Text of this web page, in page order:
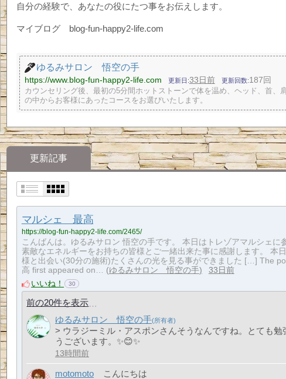
自分の経験で、あなたの役にたつ事をお伝えします。
マイブログ blog-fun-happy2-life.com
ゆるみサロン 悟空の手
https://www.blog-fun-happy2-life.com 更新日 33日前 更新回数 187回
カウンセリング後、最初の5分間ホットストーンで体を温め、ヘッド、首、
の中からお客様にあったコースをお選びいたします。
更新記事
マルシェ 最高
https://blog-fun-happy2-life.com/2465/
こんばんは。ゆるみサロン 悟空の手です。 本日はトレゾアマルシェに
素敵なエネルギーをお持ちの皆様とご一緒出来た事に感謝します。 本
様と出会い(30分の施術)たくさんの光を見る事ができました […] The
高 first appeared on…
ゆるみサロン 悟空の手
33日前
いいね！
30
前の20件を表示
ゆるみサロン 悟空の手
> ウラジーミル・アスポンさんそうなんですね。とても
うございます。✨😊✨
13時間前
motomoto
こんにちは